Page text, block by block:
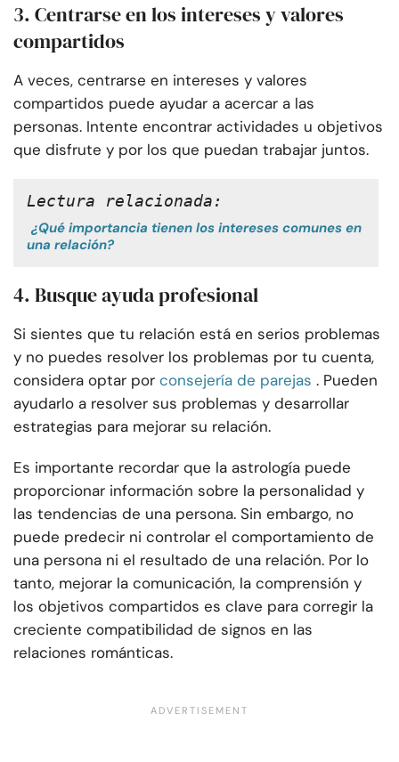
3. Centrarse en los intereses y valores
compartidos
A veces, centrarse en intereses y valores
compartidos puede ayudar a acercar a las
personas. Intente encontrar actividades u objetivos
que disfrute y por los que puedan trabajar juntos.
Lectura relacionada:
¿Qué importancia tienen los intereses comunes en
una relación?
4. Busque ayuda profesional
Si sientes que tu relación está en serios problemas
y no puedes resolver los problemas por tu cuenta,
considera optar por consejería de parejas . Pueden
ayudarlo a resolver sus problemas y desarrollar
estrategias para mejorar su relación.
Es importante recordar que la astrología puede
proporcionar información sobre la personalidad y
las tendencias de una persona. Sin embargo, no
puede predecir ni controlar el comportamiento de
una persona ni el resultado de una relación. Por lo
tanto, mejorar la comunicación, la comprensión y
los objetivos compartidos es clave para corregir la
creciente compatibilidad de signos en las
relaciones románticas.